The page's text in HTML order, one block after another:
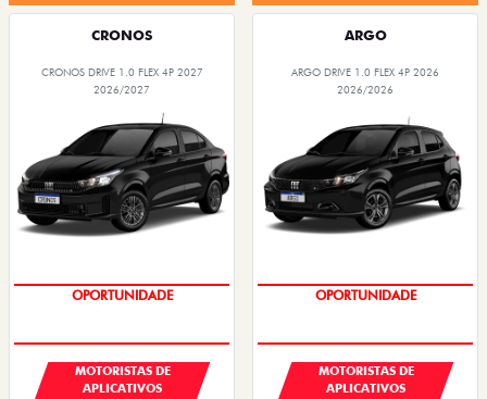
CRONOS
CRONOS DRIVE 1.0 FLEX 4P 2027
2026/2027
OPORTUNIDADE
MOTORISTAS DE
APLICATIVOS
ARGO
ARGO DRIVE 1.0 FLEX 4P 2026
2026/2026
OPORTUNIDADE
MOTORISTAS DE
APLICATIVOS